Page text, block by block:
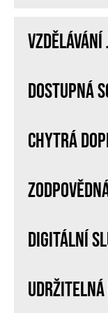
Dostupná
Chytrá
Digitální